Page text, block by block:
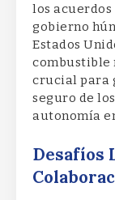
los acuerdos
gobierno
Estados
combustible
crucial para
seguro de
autonomía
Desafíos